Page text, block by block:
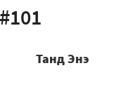
Танд Энэ